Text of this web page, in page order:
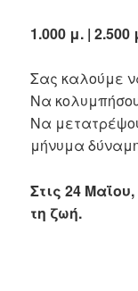
1.000 μ. | 2.500
Σας καλούμε
Να
Να
μήνυμα
Στις 24
τη ζωή.